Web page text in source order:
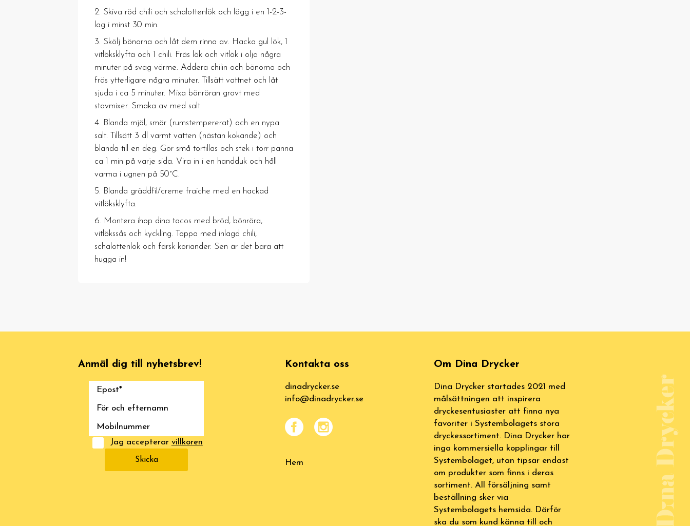
Skiva röd chili och schalottenlök och lägg i en 1-2-3-
lag i minst 30 min.
Skölj bönorna och låt dem rinna av. Hacka gul lök, 1
vitlöksklyfta och 1 chili. Fräs lök och vitlök i olja några
minuter på svag värme. Addera chilin och bönorna och
fräs ytterligare några minuter. Tillsätt vattnet och låt
sjuda i ca 5 minuter. Mixa bönröran grovt med
stavmixer. Smaka av med salt.
Blanda mjöl, smör (rumstempererat) och en nypa
salt. Tillsätt 3 dl varmt vatten (nästan kokande) och
blanda till en deg. Gör små tortillas och stek i torr panna
ca 1 min på varje sida. Vira in i en handduk och håll
varma i ugnen på 50°C.
Blanda gräddfil/creme fraiche med en hackad
vitlöksklyfta.
Montera ihop dina tacos med bröd, bönröra,
vitlökssås och kyckling. Toppa med inlagd chili,
schalottenlök och färsk koriander. Sen är det bara att
hugga in!
Anmäl dig till nyhetsbrev!
Jag accepterar villkoren
Skicka
Kontakta oss
dinadrycker.se
info@dinadrycker.se
Hem
Om Dina Drycker
Dina Drycker startades 2021 med
målsättningen att inspirera
dryckesentusiaster att finna nya
favoriter i Systembolagets stora
dryckessortiment. Dina Drycker har
inga kommersiella kopplingar till
Systembolaget, utan tipsar endast
om produkter som finns i deras
sortiment. All försäljning samt
beställning sker via
Systembolagets hemsida. Därför
ska du som kund känna till och